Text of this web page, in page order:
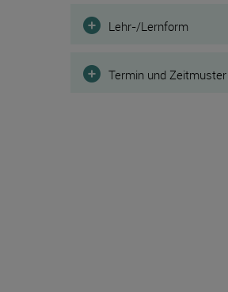
Lehr-/Lernform
Termin und Zeitmuster